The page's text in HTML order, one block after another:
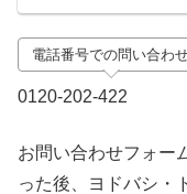
電話番号での問い合わ
0120-202-422
お問い合わせフォー
った後、ヨドバシ・